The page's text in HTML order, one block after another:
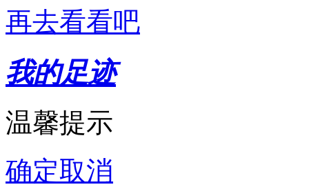
再去看看吧
我的足迹
温馨提示
确定取消